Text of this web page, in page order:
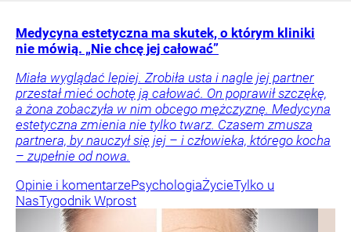
Medycyna estetyczna ma skutek, o którym kliniki
nie mówią. „Nie chcę jej całować”
Miała wyglądać lepiej. Zrobiła usta i nagle jej partner
przestał mieć ochotę ją całować. On poprawił szczękę,
a żona zobaczyła w nim obcego mężczyznę. Medycyna
estetyczna zmienia nie tylko twarz. Czasem zmusza
partnera, by nauczył się jej – i człowieka, którego kocha
– zupełnie od nowa.
Opinie i komentarzePsychologiaŻycieTylko u
NasTygodnik Wprost